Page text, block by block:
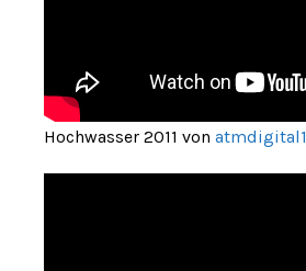
Hochwasser 2011 von atmdigital1